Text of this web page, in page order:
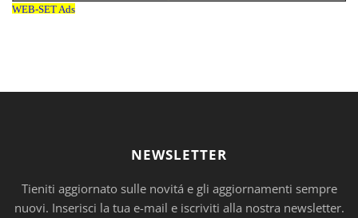
NEWSLETTER
Tieniti aggiornato sulle novitá e gli aggiornamenti sempre
nuovi. Inserisci la tua e-mail e iscriviti alla nostra newsletter.